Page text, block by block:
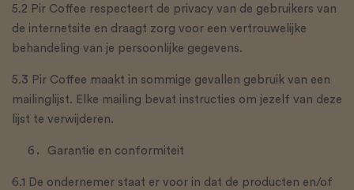
5.2 Pir Coffee respecteert de privacy van de gebruikers van
de internetsite en draagt zorg voor een vertrouwelijke
behandeling van je persoonlijke gegevens.
5.3 Pir Coffee maakt in sommige gevallen gebruik van een
mailinglijst. Elke mailing bevat instructies om jezelf van deze
lijst te verwijderen.
Garantie en conformiteit
6.1 De ondernemer staat er voor in dat de producten en/of